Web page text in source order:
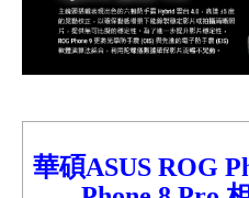
華碩ASUS ROG